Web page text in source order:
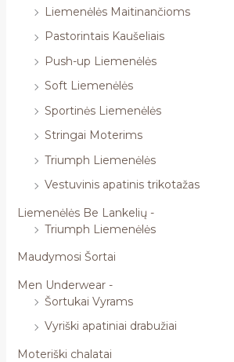
Liemenėlės Maitinančioms
Pastorintais Kaušeliais
Push-up Liemenėlės
Soft Liemenėlės
Sportinės Liemenėlės
Stringai Moterims
Triumph Liemenėlės
Vestuvinis apatinis trikotažas
Liemenėlės Be Lankelių -
Triumph Liemenėlės
Maudymosi Šortai
Men Underwear -
Šortukai Vyrams
Vyriški apatiniai drabužiai
Moteriški chalatai